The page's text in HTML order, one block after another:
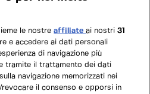
le nostreaffiliateai nostri31
e accedere ai dati personali
di navigazione più
tramite il trattamento dei dati
navigazione memorizzati nei
il consenso e opporsi in